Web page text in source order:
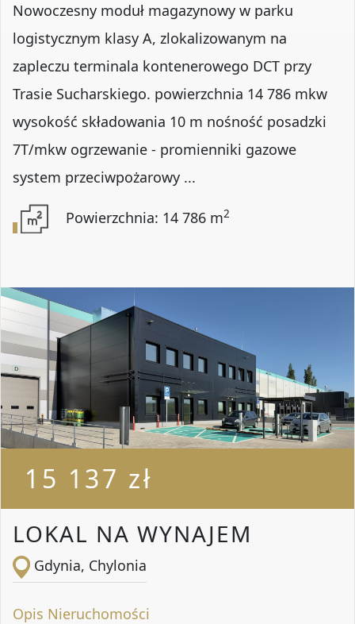
Nowoczesny moduł magazynowy w parku
logistycznym klasy A, zlokalizowanym na
zapleczu terminala kontenerowego DCT przy
Trasie Sucharskiego. powierzchnia 14 786 mkw
wysokość składowania 10 m nośność posadzki
7T/mkw ogrzewanie - promienniki gazowe
system przeciwpożarowy ...
Powierzchnia: 14 786 m2
15 137 zł
LOKAL NA WYNAJEM
Gdynia, Chylonia
Opis Nieruchomości